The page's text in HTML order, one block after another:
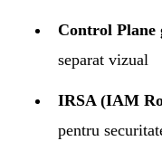
Control Plane
separat vizual
IRSA (IAM
pentru